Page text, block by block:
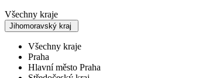
Všechny kraje
Jihomoravský kraj
Všechny kraje
Praha
Hlavní město Praha